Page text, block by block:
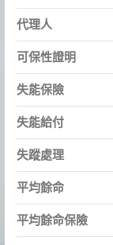
代理人
可保性證明
失能保險
失能給付
失蹤處理
平均餘命
平均餘命保險